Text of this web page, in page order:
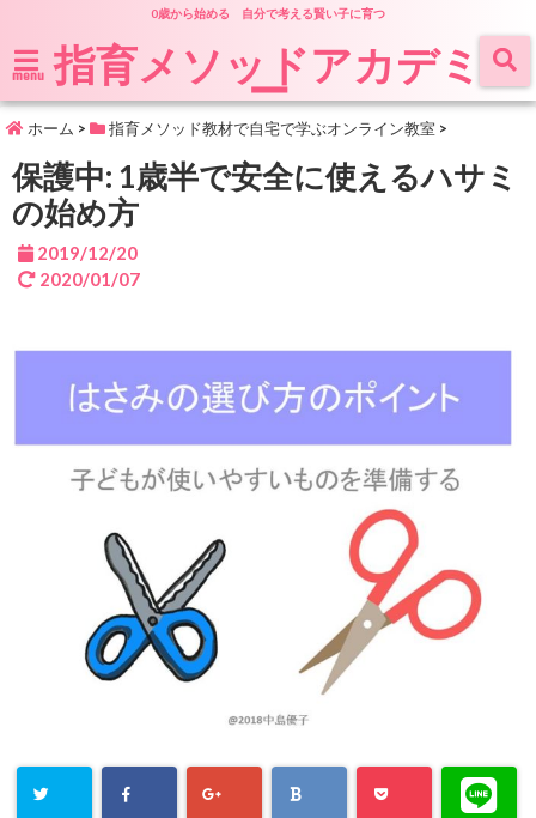
0歳から始める 自分で考える賢い子に育つ
menu 指育メソッドアカデミ
ー
ホーム > 指育メソッド教材で自宅で学ぶオンライン教室 >
保護中: 1歳半で安全に使えるハサミ
の始め方
2019/12/20
2020/01/07